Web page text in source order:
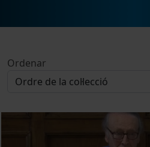
Ordenar